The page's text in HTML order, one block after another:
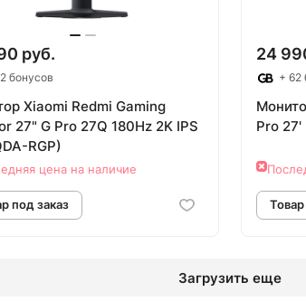
руб.
бонусов
Xiaomi Redmi Gaming
27" G Pro 27Q 180Hz 2K IPS
RGP)
цена на наличие
24
+ 62
Pro 27'
Загрузить еще